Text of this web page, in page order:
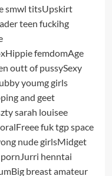
smwl titsUpskirt
teen fuckihg
femdomAge
outt of pussySexy
youmg girls
and geet
sarah louisee
fuk tgp space
nude girlsMidget
henntai
breast amateur